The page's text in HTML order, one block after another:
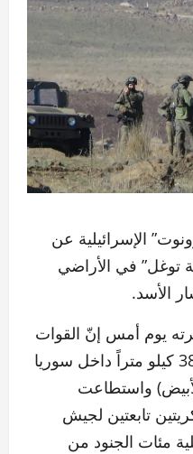
الإسرائيلية عن
توغل” في الأراضي
الأسد.
يوم أمس إنّ القوات
الإسرائيلية دخلت إلى عمق 38 كيلو متراً داخل سوريا
واستطاعت
تابعتين لجيش
مئات الجنود من